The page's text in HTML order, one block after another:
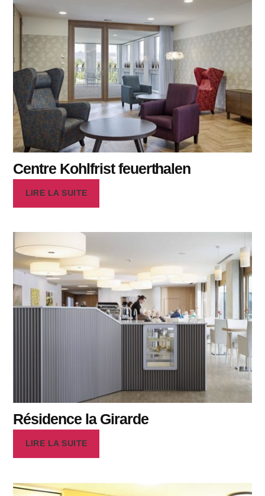
Centre Kohlfrist feuerthalen
LIRE LA SUITE
Résidence la Girarde
LIRE LA SUITE